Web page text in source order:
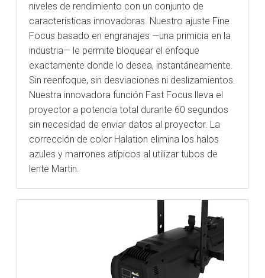
niveles de rendimiento con un conjunto de
características innovadoras. Nuestro ajuste Fine
Focus basado en engranajes —una primicia en la
industria— le permite bloquear el enfoque
exactamente donde lo desea, instantáneamente.
Sin reenfoque, sin desviaciones ni deslizamientos.
Nuestra innovadora función Fast Focus lleva el
proyector a potencia total durante 60 segundos
sin necesidad de enviar datos al proyector. La
corrección de color Halation elimina los halos
azules y marrones atípicos al utilizar tubos de
lente Martin.